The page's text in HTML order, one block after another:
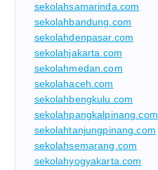
sekolahsamarinda.com
sekolahbandung.com
sekolahdenpasar.com
sekolahjakarta.com
sekolahmedan.com
sekolahaceh.com
sekolahbengkulu.com
sekolahpangkalpinang.com
sekolahtanjungpinang.com
sekolahsemarang.com
sekolahyogyakarta.com